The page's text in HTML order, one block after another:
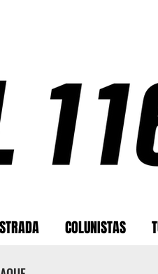
COLUNISTAS